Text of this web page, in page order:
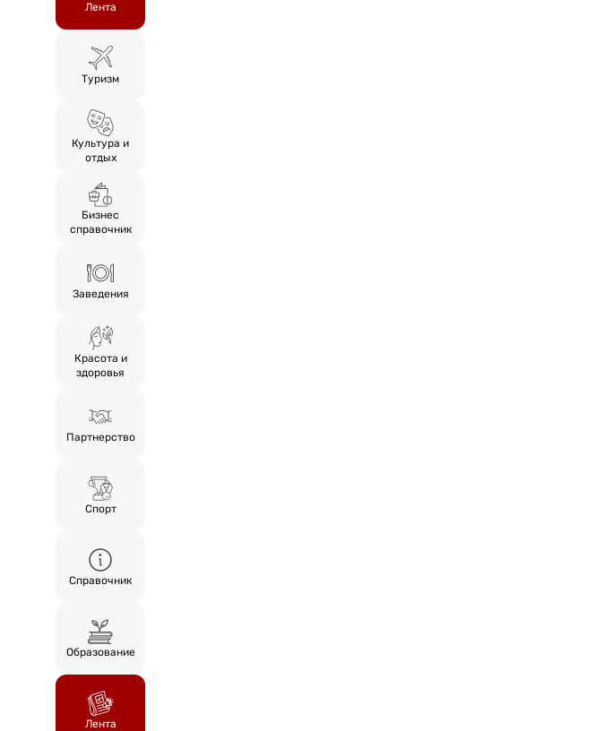
Лента
Туризм
Культура и
отдых
Бизнес
справочник
Заведения
Красота и
здоровья
Партнерство
Спорт
Справочник
Образование
Лента